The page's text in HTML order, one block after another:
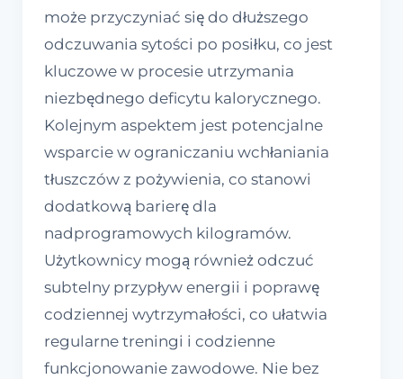
może przyczyniać się do dłuższego
odczuwania sytości po posiłku, co jest
kluczowe w procesie utrzymania
niezbędnego deficytu kalorycznego.
Kolejnym aspektem jest potencjalne
wsparcie w ograniczaniu wchłaniania
tłuszczów z pożywienia, co stanowi
dodatkową barierę dla
nadprogramowych kilogramów.
Użytkownicy mogą również odczuć
subtelny przypływ energii i poprawę
codziennej wytrzymałości, co ułatwia
regularne treningi i codzienne
funkcjonowanie zawodowe. Nie bez